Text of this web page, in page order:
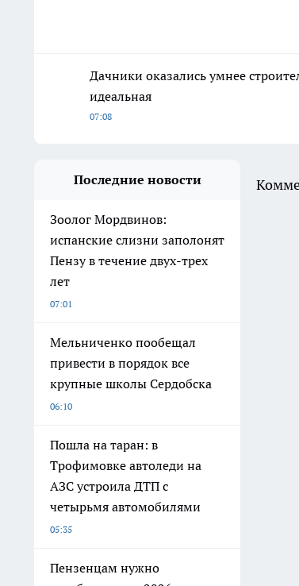
Дачники оказались умнее
идеальная
07:08
Последние новости
Зоолог Мордвинов:
испанские слизни заполонят
Пензу в течение двух-трех
лет
07:01
Мельниченко пообещал
привести в порядок все
крупные школы Сердобска
06:10
Пошла на таран: в
Трофимовке автоледи на
АЗС устроила ДТП с
четырьмя автомобилями
05:35
Пензенцам нужно